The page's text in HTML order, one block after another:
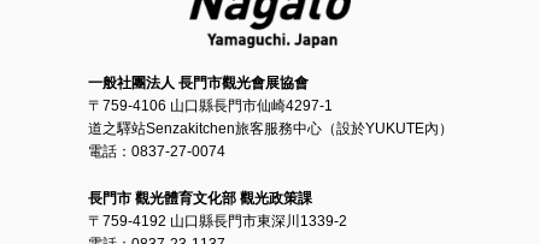
一般社團法人 長門市觀光會展協會
〒759-4106 山口縣長門市仙崎4297-1
道之驛站Senzakitchen旅客服務中心（設於YUKUTE內）
電話：0837-27-0074
長門市 觀光體育文化部 觀光政策課
〒759-4192 山口縣長門市東深川1339-2